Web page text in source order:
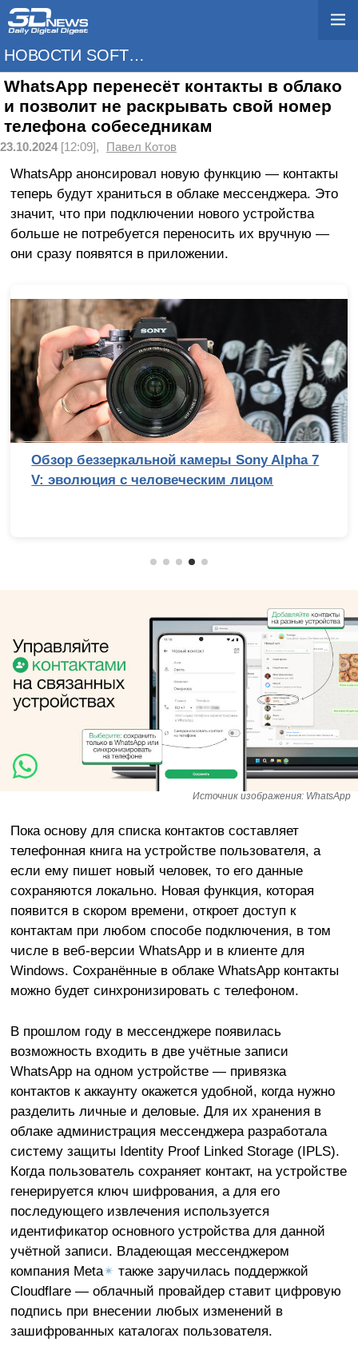
НОВОСТИ SOFTWARE
WhatsApp перенесёт контакты в облако
и позволит не раскрывать свой номер
телефона собеседникам
23.10.2024[12:09], Павел Котов
WhatsApp анонсировал новую функцию — контакты
теперь будут храниться в облаке мессенджера. Это
значит, что при подключении нового устройства
больше не потребуется переносить их вручную —
они сразу появятся в приложении.
Обзор беззеркальной камеры Sony Alpha 7
V: эволюция с человеческим лицом
Источник изображения: WhatsApp
Пока основу для списка контактов составляет
телефонная книга на устройстве пользователя, а
если ему пишет новый человек, то его данные
сохраняются локально. Новая функция, которая
появится в скором времени, откроет доступ к
контактам при любом способе подключения, в том
числе в веб-версии WhatsApp и в клиенте для
Windows. Сохранённые в облаке WhatsApp контакты
можно будет синхронизировать с телефоном.
В прошлом году в мессенджере появилась
возможность входить в две учётные записи
WhatsApp на одном устройстве — привязка
контактов к аккаунту окажется удобной, когда нужно
разделить личные и деловые. Для их хранения в
облаке администрация мессенджера разработала
систему защиты Identity Proof Linked Storage (IPLS).
Когда пользователь сохраняет контакт, на устройстве
генерируется ключ шифрования, а для его
последующего извлечения используется
идентификатор основного устройства для данной
учётной записи. Владеющая мессенджером
компания Meta✴ также заручилась поддержкой
Cloudflare — облачный провайдер ставит цифровую
подпись при внесении любых изменений в
зашифрованных каталогах пользователя.